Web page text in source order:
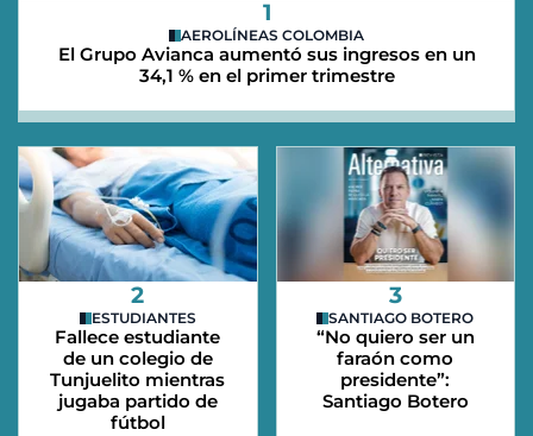
1
AEROLÍNEAS COLOMBIA
El Grupo Avianca aumentó sus ingresos en un
34,1 % en el primer trimestre
2
ESTUDIANTES
Fallece estudiante
de un colegio de
Tunjuelito mientras
jugaba partido de
fútbol
3
SANTIAGO BOTERO
“No quiero ser un
faraón como
presidente”:
Santiago Botero